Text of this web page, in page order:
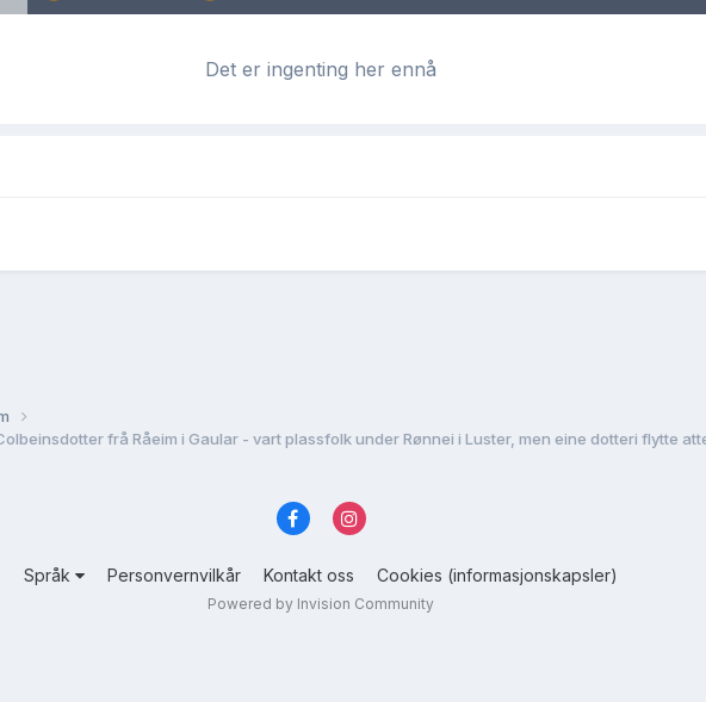
Det er ingenting her ennå
Språk Personvernvilkår Kontakt oss Cookies (informasjonskapsler)
Powered by Invision Community